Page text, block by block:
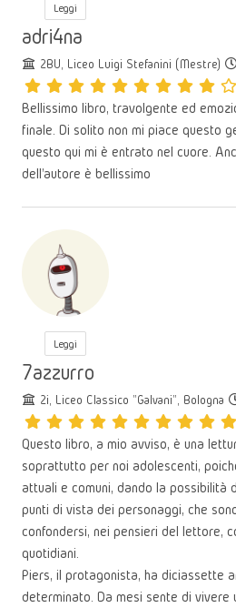
Leggi
adri4na
2BU, Liceo Luigi Stefanini (Mestre)
Bellissimo libro, travolgente ed
finale. Di solito non mi piace questo
questo qui mi è entrato nel cuore.
dell'autore è bellissimo
Leggi
7azzurro
2i, Liceo Classico "Galvani", Bologna
Questo libro, a mio avviso, è una
soprattutto per noi adolescenti,
attuali e comuni, dando la possibilità
punti di vista dei personaggi, che
confondersi, nei pensieri del lettore,
quotidiani.
Piers, il protagonista, ha diciassette
determinato. Da mesi sente di vivere